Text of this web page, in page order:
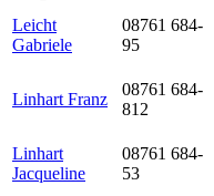
Leicht
Gabriele
08761 684-
95
Linhart Franz
08761 684-
812
Linhart
Jacqueline
08761 684-
53